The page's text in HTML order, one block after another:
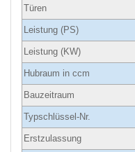
Türen
Leistung (PS)
Leistung (KW)
Hubraum in ccm
Bauzeitraum
Typschlüssel-Nr.
Erstzulassung